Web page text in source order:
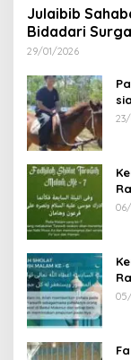
Julaibib
Bidadari Surga
29/01/2026
sia